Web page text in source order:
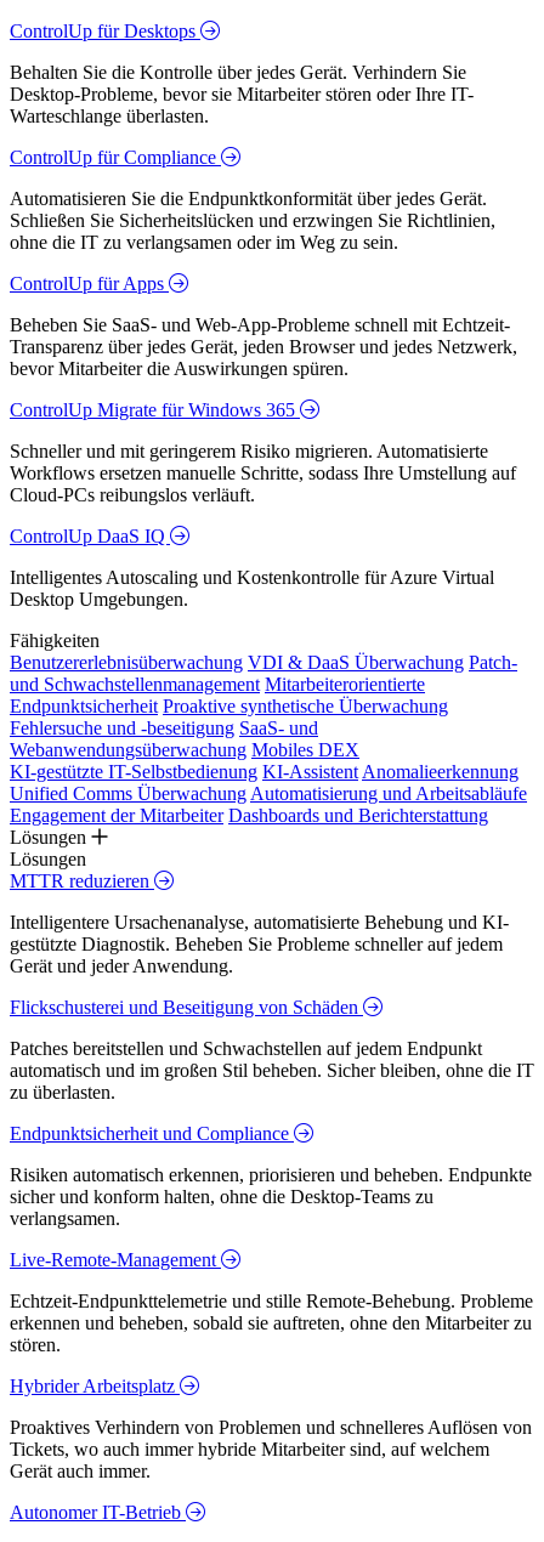
ControlUp für Desktops
Behalten Sie die Kontrolle über jedes Gerät. Verhindern Sie
Desktop-Probleme, bevor sie Mitarbeiter stören oder Ihre IT-
Warteschlange überlasten.
ControlUp für Compliance
Automatisieren Sie die Endpunktkonformität über jedes Gerät.
Schließen Sie Sicherheitslücken und erzwingen Sie Richtlinien,
ohne die IT zu verlangsamen oder im Weg zu sein.
ControlUp für Apps
Beheben Sie SaaS- und Web-App-Probleme schnell mit Echtzeit-
Transparenz über jedes Gerät, jeden Browser und jedes Netzwerk,
bevor Mitarbeiter die Auswirkungen spüren.
ControlUp Migrate für Windows 365
Schneller und mit geringerem Risiko migrieren. Automatisierte
Workflows ersetzen manuelle Schritte, sodass Ihre Umstellung auf
Cloud-PCs reibungslos verläuft.
ControlUp DaaS IQ
Intelligentes Autoscaling und Kostenkontrolle für Azure Virtual
Desktop Umgebungen.
Fähigkeiten
Benutzererlebnisüberwachung VDI & DaaS Überwachung Patch-
und Schwachstellenmanagement Mitarbeiterorientierte
Endpunktsicherheit Proaktive synthetische Überwachung
Fehlersuche und -beseitigung SaaS- und
Webanwendungsüberwachung Mobiles DEX
KI-gestützte IT-Selbstbedienung KI-Assistent Anomalieerkennung
Unified Comms Überwachung Automatisierung und Arbeitsabläufe
Engagement der Mitarbeiter Dashboards und Berichterstattung
Lösungen
Lösungen
MTTR reduzieren
Intelligentere Ursachenanalyse, automatisierte Behebung und KI-
gestützte Diagnostik. Beheben Sie Probleme schneller auf jedem
Gerät und jeder Anwendung.
Flickschusterei und Beseitigung von Schäden
Patches bereitstellen und Schwachstellen auf jedem Endpunkt
automatisch und im großen Stil beheben. Sicher bleiben, ohne die IT
zu überlasten.
Endpunktsicherheit und Compliance
Risiken automatisch erkennen, priorisieren und beheben. Endpunkte
sicher und konform halten, ohne die Desktop-Teams zu
verlangsamen.
Live-Remote-Management
Echtzeit-Endpunkttelemetrie und stille Remote-Behebung. Probleme
erkennen und beheben, sobald sie auftreten, ohne den Mitarbeiter zu
stören.
Hybrider Arbeitsplatz
Proaktives Verhindern von Problemen und schnelleres Auflösen von
Tickets, wo auch immer hybride Mitarbeiter sind, auf welchem
Gerät auch immer.
Autonomer IT-Betrieb